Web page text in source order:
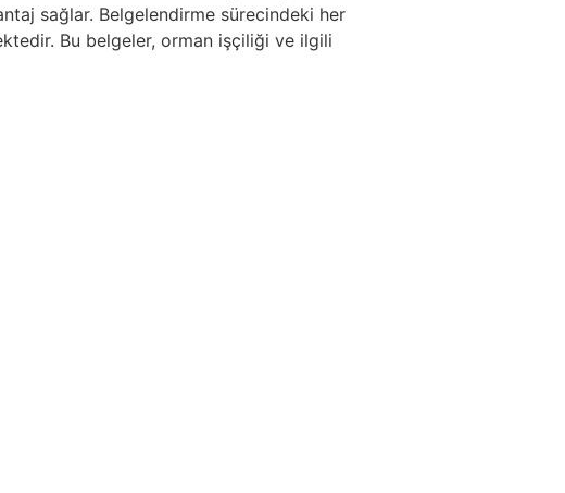
sağlar. Belgelendirme sürecindeki her
Bu belgeler, orman işçiliği ve ilgili